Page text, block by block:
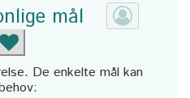
mål
De enkelte mål kan